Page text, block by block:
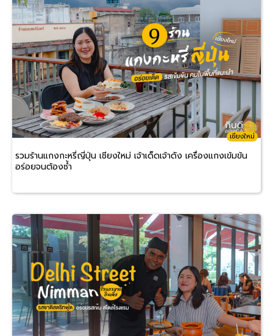
เชียงใหม่
รวมร้านแกงกะหรี่ญี่ปุ่น เชียงใหม่ เจ้าเด็ดเจ้าดัง เครื่องแกงเข้มข้น
อร่อยจนต้องซ้ำ